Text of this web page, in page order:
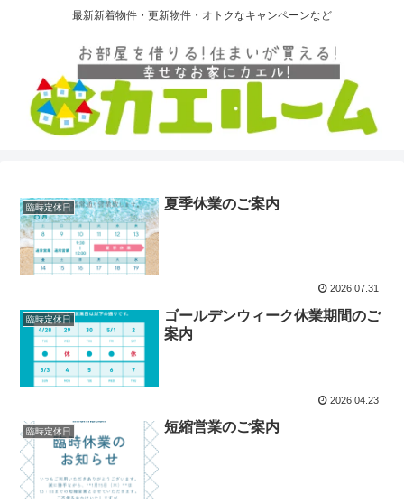
最新新着物件・更新物件・オトクなキャンペーンなど
臨時定休日 夏季休業のご案内
2026.07.31
臨時定休日
ゴールデンウィーク休業期間のご
案内
2026.04.23
臨時定休日 短縮営業のご案内